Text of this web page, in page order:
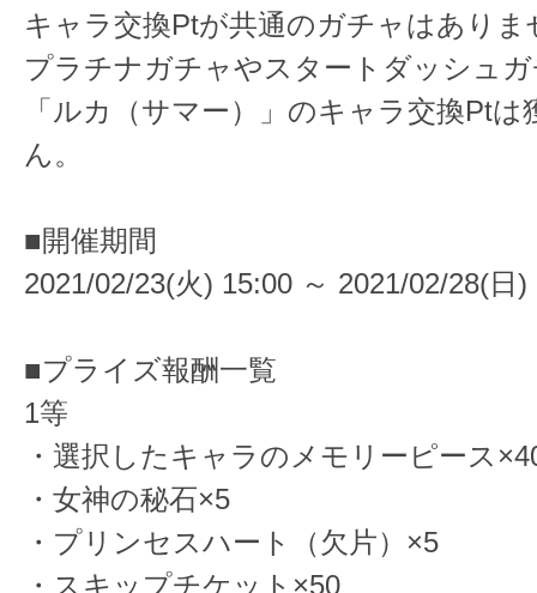
キャラ交換Ptが共通のガチャはありま
プラチナガチャやスタートダッシュ
「ルカ（サマー）」のキャラ交換Pt
ん。
■開催期間
2021/02/23(火) 15:00 ～ 2021/02/28(日)
■プライズ報酬一覧
1等
・選択したキャラのメモリーピース
・女神の秘石×5
・プリンセスハート（欠片）×5
・スキップチケット×50